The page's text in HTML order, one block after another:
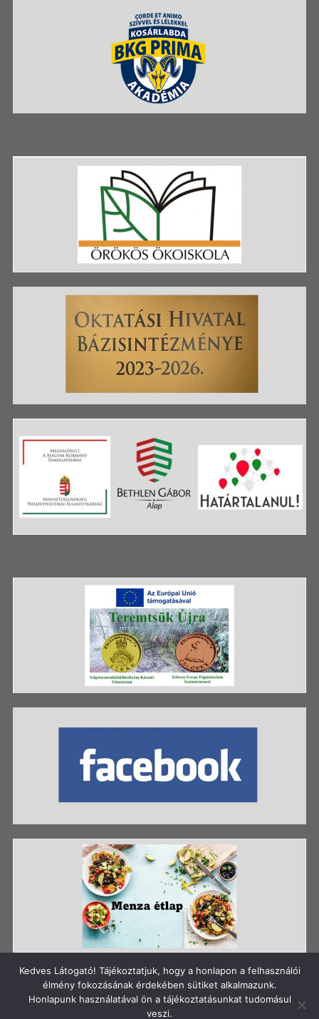
Szerzői jog: Szigetszentmiklósi Batthyány Kázmér
Kedves Látogató! Tájékoztatjuk, hogy a honlapon a felhasználói
élmény fokozásának érdekében sütiket alkalmazunk.
Honlapunk használatával ön a tájékoztatásunkat tudomásul
veszi.